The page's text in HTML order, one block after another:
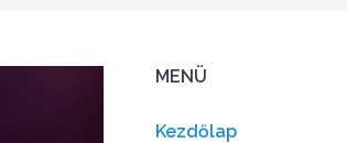
MENÜ
Kezdőlap